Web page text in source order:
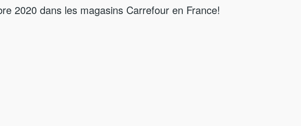
2020 dans les magasins Carrefour en France!